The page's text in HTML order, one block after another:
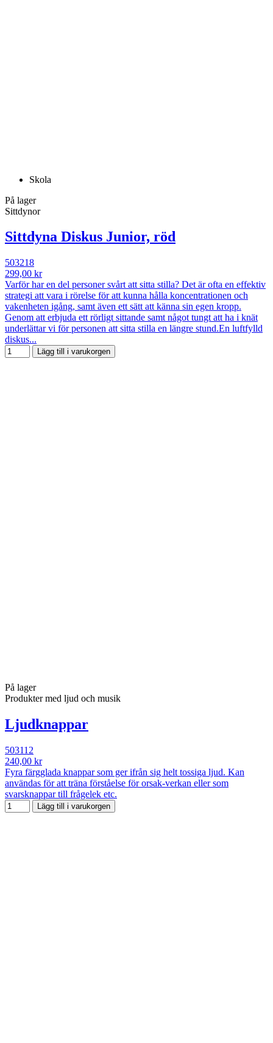
Skola
På lager
Sittdynor
Sittdyna Diskus Junior, röd
503218
299,00 kr
Varför har en del personer svårt att sitta stilla? Det är ofta en effektiv
strategi att vara i rörelse för att kunna hålla koncentrationen och
vakenheten igång, samt även ett sätt att känna sin egen kropp.
Genom att erbjuda ett rörligt sittande samt något tungt att ha i knät
underlättar vi för personen att sitta stilla en längre stund.En luftfylld
diskus...
Lägg till i varukorgen
På lager
Produkter med ljud och musik
Ljudknappar
503112
240,00 kr
Fyra färgglada knappar som ger ifrån sig helt tossiga ljud. Kan
användas för att träna förståelse för orsak-verkan eller som
svarsknappar till frågelek etc.
Lägg till i varukorgen